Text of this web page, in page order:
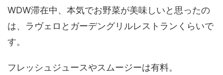
WDW滞在中、本気でお野菜が美味しいと思ったの
は、ラヴェロとガーデングリルレストランくらいで
す。
フレッシュジュースやスムージーは有料。